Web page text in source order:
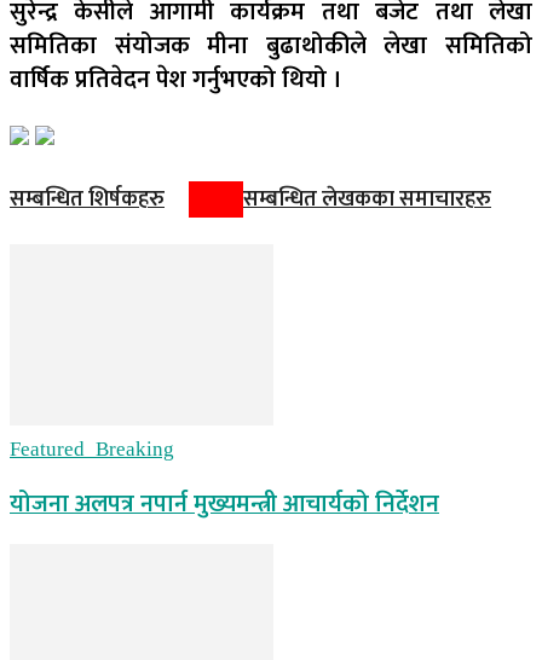
सुरेन्द्र केसीले आगामी कार्यक्रम तथा बजेट तथा लेखा
समितिका संयोजक मीना बुढाथोकीले लेखा समितिको
वार्षिक प्रतिवेदन पेश गर्नुभएको थियो ।
सम्बन्धित शिर्षकहरु सम्बन्धित लेखकका समाचारहरु
Featured_Breaking
योजना अलपत्र नपार्न मुख्यमन्त्री आचार्यको निर्देशन